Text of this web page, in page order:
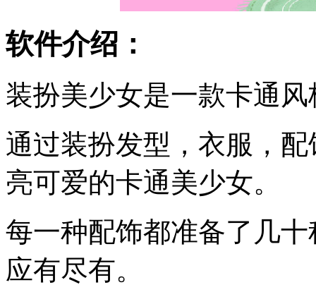
软件介绍：
装扮美少女是一款卡通
通过装扮发型，衣服，
亮可爱的卡通美少女。
每一种配饰都准备了几
应有尽有。